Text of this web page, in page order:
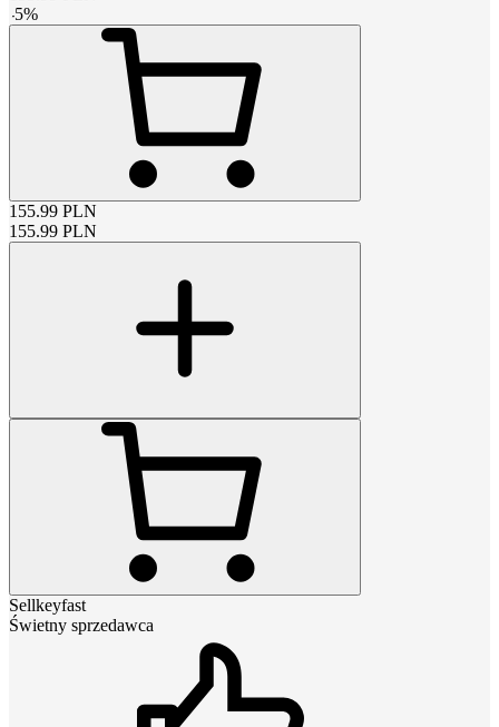
-5%
155.99 PLN
155.99 PLN
Sellkeyfast
Świetny sprzedawca